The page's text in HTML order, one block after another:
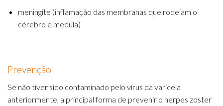
meningite (inflamação das membranas que rodeiam o
cérebro e medula)
Prevenção
Se não tiver sido contaminado pelo vírus da varicela
anteriormente, a principal forma de prevenir o herpes zoster